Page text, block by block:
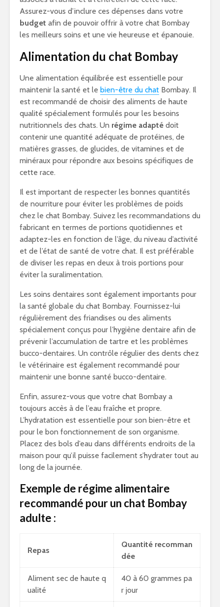
Assurez-vous d’inclure ces dépenses dans votre
budget afin de pouvoir offrir à votre chat Bombay
les meilleurs soins et une vie heureuse et épanouie.
Alimentation du chat Bombay
Une alimentation équilibrée est essentielle pour
maintenir la santé et le bien-être du chat Bombay. Il
est recommandé de choisir des aliments de haute
qualité spécialement formulés pour les besoins
nutritionnels des chats. Un régime adapté doit
contenir une quantité adéquate de protéines, de
matières grasses, de glucides, de vitamines et de
minéraux pour répondre aux besoins spécifiques de
cette race.
Il est important de respecter les bonnes quantités
de nourriture pour éviter les problèmes de poids
chez le chat Bombay. Suivez les recommandations du
fabricant en termes de portions quotidiennes et
adaptez-les en fonction de l’âge, du niveau d’activité
et de l’état de santé de votre chat. Il est préférable
de diviser les repas en deux à trois portions pour
éviter la suralimentation.
Les soins dentaires sont également importants pour
la santé globale du chat Bombay. Fournissez-lui
régulièrement des friandises ou des aliments
spécialement conçus pour l’hygiène dentaire afin de
prévenir l’accumulation de tartre et les problèmes
bucco-dentaires. Un contrôle régulier des dents chez
le vétérinaire est également recommandé pour
maintenir une bonne santé bucco-dentaire.
Enfin, assurez-vous que votre chat Bombay a
toujours accès à de l’eau fraîche et propre.
L’hydratation est essentielle pour son bien-être et
pour le bon fonctionnement de son organisme.
Placez des bols d’eau dans différents endroits de la
maison pour qu’il puisse facilement s’hydrater tout au
long de la journée.
Exemple de régime alimentaire
recommandé pour un chat Bombay
adulte :
Repas
Quantité recomman
dée
Aliment sec de haute q
ualité
40 à 60 grammes pa
r jour